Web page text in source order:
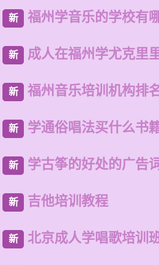
新 福州学音乐的学校有
新 成人在福州学尤克里
新 福州音乐培训机构排
新 学通俗唱法买什么书
新 学古筝的好处的广告
新 吉他培训教程
新 北京成人学唱歌培训